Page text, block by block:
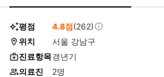
평점 4.8점(262)
위치
서울 강남구
진료항목갱년기
의료진
2명